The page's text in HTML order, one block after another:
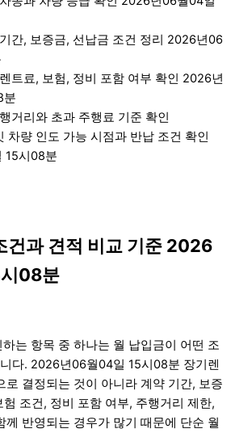
간, 보증금, 선납금 조건 정리 2026년06
트료, 보험, 정비 포함 여부 확인 2026년
분
거리와 초과 주행료 기준 확인
차량 인도 가능 시점과 반납 조건 확인
15시08분
건과 견적 비교 기준 2026
08분
는 항목 중 하나는 월 납입금이 어떤 조
다. 2026년06월04일 15시08분 장기렌
로 결정되는 것이 아니라 계약 기간, 보증
조건, 정비 포함 여부, 주행거리 제한,
께 반영되는 경우가 많기 때문에 단순 월